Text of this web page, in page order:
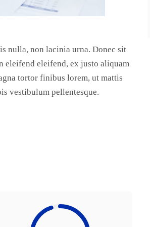
nulla, non lacinia urna. Donec sit
eleifend eleifend, ex justo aliquam
tortor finibus lorem, ut mattis
vestibulum pellentesque.